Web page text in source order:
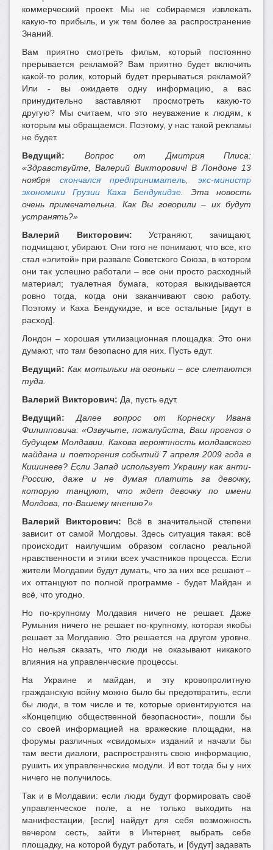
коммерческий проект. Мы не собираемся извлекать
какую-то прибыль, и уж тем более за распространение
Знаний.
Вам приятно смотреть фильм, который постоянно
прерывается рекламой? Вам приятно будет включить
какой-то ролик, который будет прерываться рекламой?
Или - вы ожидаете одну информацию, а вас
принудительно заставляют просмотреть какую-то
другую? Мы считаем, что это неуважение к людям, к
которым мы обращаемся. Поэтому, у нас такой рекламы
не будет.
Ведущий: Вопрос от Дмитрия Плиса:
«Здравствуйте, Валерий Викторович! В Лондоне 13
ноября скончался предприниматель, экс-министр
экономики Грузии Каха Бендукидзе . Эта новость
очень примечательна. Как Вы говорили – их будут
устранять?»
Валерий Викторович:Устраняют, зачищают,
подчищают, убирают. Они того не понимают, что все, кто
стал «элитой» при развале Советского Союза, в котором
они так успешно работали – все они просто расходный
материал; туалетная бумага, которая выкидывается
ровно тогда, когда они заканчивают свою работу.
Поэтому и Каха Бендукидзе, и все остальные [идут в
расход].
Лондон – хорошая утилизационная площадка. Это они
думают, что там безопасно для них. Пусть едут.
Ведущий: Как мотыльки на огоньки – все слетаются
туда.
Валерий Викторович: Да, пусть едут.
Ведущий:Далее вопрос от Корнеску Ивана
Филипповича: «Озвучьте, пожалуйста, Ваш прогноз о
будущем Молдавии. Какова вероятность молдавского
майдана и повторения событий 7 апреля 2009 года в
Кишиневе? Если Запад использует Украину как анти-
Россию, даже и не думая платить за девочку,
которую танцуют, что ждет девочку по имени
Молдова, по-Вашему мнению?»
Валерий Викторович: Всё в значительной степени
зависит от самой Молдовы. Здесь ситуация такая: всё
происходит наилучшим образом согласно реальной
нравственности и этики всех участников процесса. Если
жители Молдавии будут думать, что за них все решают –
их оттанцуют по полной программе - будет Майдан и
всё, что угодно.
Но по-крупному Молдавия ничего не решает. Даже
Румыния ничего не решает по-крупному, которая якобы
решает за Молдавию. Это решается на другом уровне.
Но нельзя сказать, что люди не оказывают никакого
влияния на управленческие процессы.
На Украине и майдан, и эту кровопролитную
гражданскую войну можно было бы предотвратить, если
бы люди, в том числе и те, которые ориентируются на
«Концепцию общественной безопасности», пошли бы
со своей информацией на вражеские площадки, на
форумы различных «свидомых» изданий и начали бы
там вести диалоги, распространять свою информацию,
рушить их управленческие модули. И вот тогда бы у них
ничего не получилось.
Так и в Молдавии: если люди будут формировать своё
управленческое поле, а не только выходить на
манифестации, [если] найдут для себя возможность
вечером сесть, зайти в Интернет, выбрать себе
площадку, на которой будут работать, и [будут] задавать